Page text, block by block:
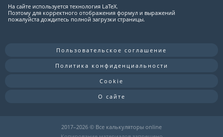
На сайте используется технология LaTeX.
Поэтому для корректного отображения формул и выражений
пожалуйста дождитесь полной загрузки страницы.
Пользовательское соглашение
Политика конфиденциальности
Cookie
О сайте
2017–2026 © Все калькуляторы online